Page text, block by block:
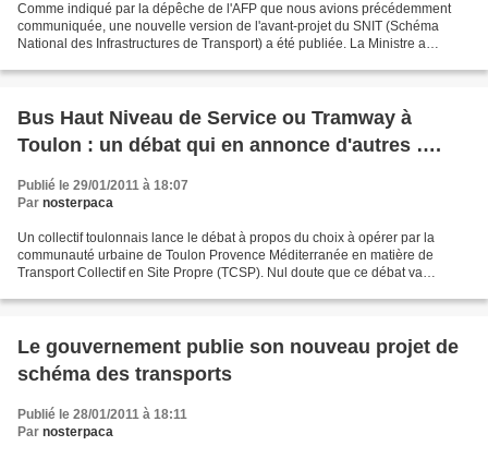
Comme indiqué par la dépêche de l'AFP que nous avions précédemment
communiquée, une nouvelle version de l'avant-projet du SNIT (Schéma
National des Infrastructures de Transport) a été publiée. La Ministre a
Bus Haut Niveau de Service ou Tramway à
Toulon : un débat qui en annonce d'autres ….
Publié le 29/01/2011 à 18:07
Par nosterpaca
Un collectif toulonnais lance le débat à propos du choix à opérer par la
communauté urbaine de Toulon Provence Méditerranée en matière de
Transport Collectif en Site Propre (TCSP). Nul doute que ce débat va
Le gouvernement publie son nouveau projet de
schéma des transports
Publié le 28/01/2011 à 18:11
Par nosterpaca